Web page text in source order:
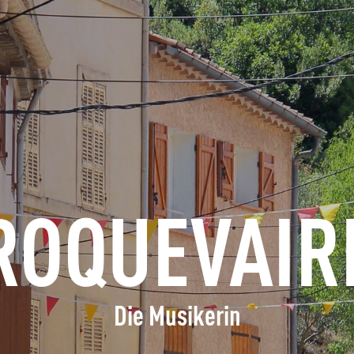
BUCHEN
GRUPPEN
FACHLEUTE
DE
Die Musikerin